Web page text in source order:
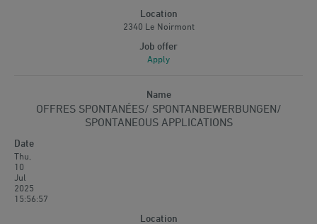
2340 Le Noirmont
Apply
OFFRES SPONTANÉES/ SPONTANBEWERBUNGEN/
SPONTANEOUS APPLICATIONS
Thu,
10
Jul
2025
15:56:57